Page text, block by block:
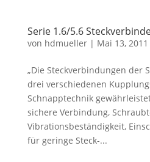
Serie 1.6/5.6
von hdmueller| Mai 13, 2011
„Die Steckverbindungen der
drei verschiedenen
Schnapptechnik
sichere Verbindung,
Vibrationsbeständigkeit,
für geringe Steck-...